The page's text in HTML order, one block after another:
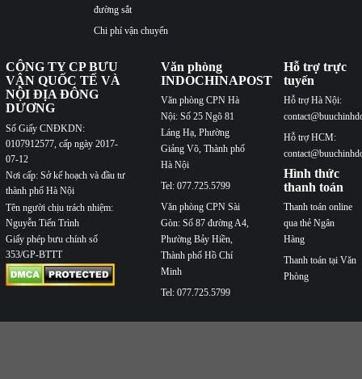
đường sắt
Chi phí vận chuyển
CÔNG TY CP BƯU
VẬN QUỐC TẾ VÀ
NỘI ĐỊA ĐÔNG
DƯƠNG
Số Giấy CNĐKDN:
0107912577, cấp ngày 2017-
07-12
Nơi cấp: Sở kế hoạch và đầu tư
thành phố Hà Nội
Tên người chịu trách nhiệm:
Nguyễn Tiến Trình
Giấy phép bưu chính số
353/GP-BTTT
Văn phòng
INDOCHINAPOST
Văn phòng CPN Hà
Nội: Số 25 Ngõ 81
Láng Hạ, Phường
Giảng Võ, Thành phố
Hà Nội
Tel: 077.725.5799
Văn phòng CPN Sài
Gòn: Số 87 đường A4,
Phường Bảy Hiền,
Thành phố Hồ Chí
Minh
Tel: 077.725.5799
Hỗ trợ trực
tuyến
Hỗ trợ Hà Nội:
Hỗ trợ HCM:
Hình thức
thanh toán
Thanh toán online
qua thẻ Ngân
Hàng
Thanh toán tại Văn
Phòng